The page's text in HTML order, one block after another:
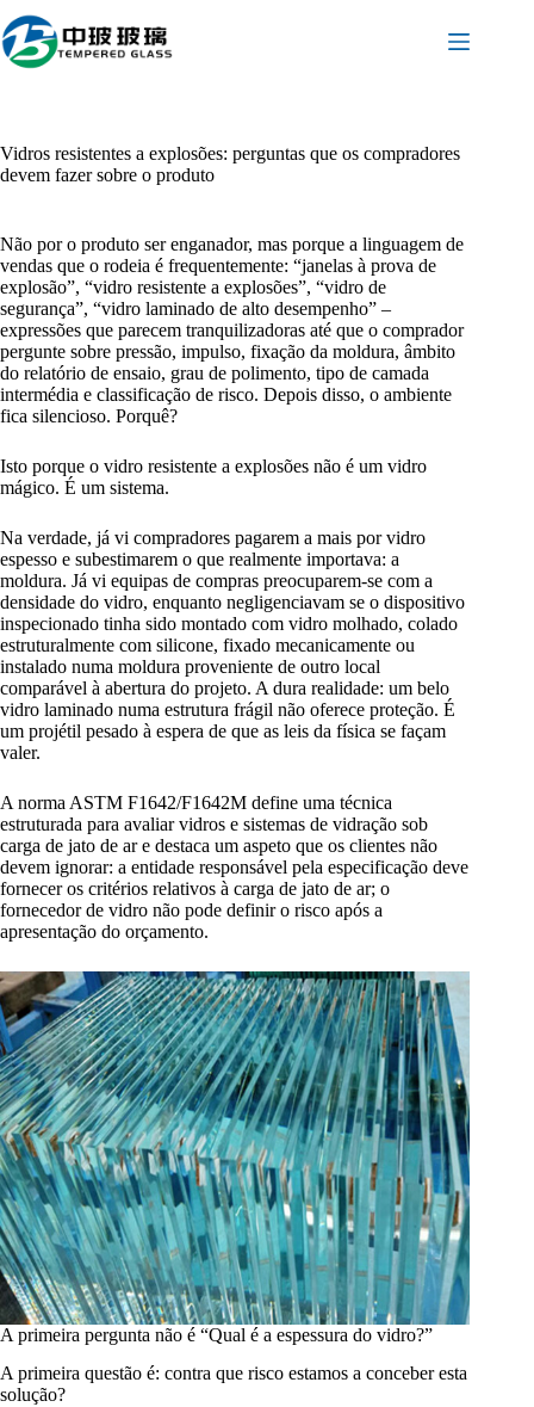
para
o
conteúdo
Vidros resistentes a explosões: perguntas que os compradores
devem fazer sobre o produto
Não por o produto ser enganador, mas porque a linguagem de
vendas que o rodeia é frequentemente: “janelas à prova de
explosão”, “vidro resistente a explosões”, “vidro de
segurança”, “vidro laminado de alto desempenho” –
expressões que parecem tranquilizadoras até que o comprador
pergunte sobre pressão, impulso, fixação da moldura, âmbito
do relatório de ensaio, grau de polimento, tipo de camada
intermédia e classificação de risco. Depois disso, o ambiente
fica silencioso. Porquê?
Isto porque o vidro resistente a explosões não é um vidro
mágico. É um sistema.
Na verdade, já vi compradores pagarem a mais por vidro
espesso e subestimarem o que realmente importava: a
moldura. Já vi equipas de compras preocuparem-se com a
densidade do vidro, enquanto negligenciavam se o dispositivo
inspecionado tinha sido montado com vidro molhado, colado
estruturalmente com silicone, fixado mecanicamente ou
instalado numa moldura proveniente de outro local
comparável à abertura do projeto. A dura realidade: um belo
vidro laminado numa estrutura frágil não oferece proteção. É
um projétil pesado à espera de que as leis da física se façam
valer.
A norma ASTM F1642/F1642M define uma técnica
estruturada para avaliar vidros e sistemas de vidração sob
carga de jato de ar e destaca um aspeto que os clientes não
devem ignorar: a entidade responsável pela especificação deve
fornecer os critérios relativos à carga de jato de ar; o
fornecedor de vidro não pode definir o risco após a
apresentação do orçamento.
A primeira pergunta não é “Qual é a espessura do vidro?”
A primeira questão é: contra que risco estamos a conceber esta
solução?